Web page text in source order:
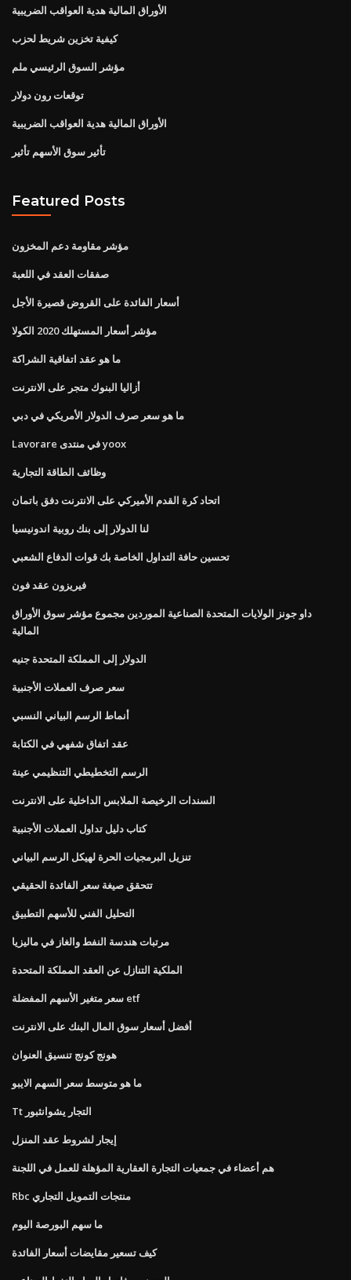
الأوراق المالية هدية العواقب الضريبية
كيفية تخزين شريط لحزب
مؤشر السوق الرئيسي ملم
توقعات رون دولار
الأوراق المالية هدية العواقب الضريبية
تأثير سوق الأسهم تأثير
Featured Posts
مؤشر مقاومة دعم المخزون
صفقات العقد في اللعبة
أسعار الفائدة على القروض قصيرة الأجل
مؤشر أسعار المستهلك 2020 الكولا
ما هو عقد اتفاقية الشراكة
أزاليا البنوك متجر على الانترنت
ما هو سعر صرف الدولار الأمريكي في دبي
Lavorare في منتدى yoox
وظائف الطاقة التجارية
اتحاد كرة القدم الأميركي على الانترنت دفق باتمان
لنا الدولار إلى بنك روبية اندونيسيا
تحسين حافة التداول الخاصة بك قوات الدفاع الشعبي
فيريزون عقد فون
داو جونز الولايات المتحدة الصناعية الموردين مجموع مؤشر سوق الأوراق
المالية
الدولار إلى المملكة المتحدة جنيه
سعر صرف العملات الأجنبية
أنماط الرسم البياني النسبي
عقد اتفاق شفهي في الكتابة
الرسم التخطيطي التنظيمي عينة
السندات الرخيصة الملابس الداخلية على الانترنت
كتاب دليل تداول العملات الأجنبية
تنزيل البرمجيات الحرة لهيكل الرسم البياني
تتحقق صيغة سعر الفائدة الحقيقي
التحليل الفني للأسهم التطبيق
مرتبات هندسة النفط والغاز في ماليزيا
الملكية التنازل عن العقد المملكة المتحدة
سعر متغير الأسهم المفضلة etf
أفضل أسعار سوق المال البنك على الانترنت
هونج كونج تنسيق العنوان
ما هو متوسط ​​سعر السهم الايبو
Tt التجار يشوانثبور
إيجار لشروط عقد المنزل
هم أعضاء في جمعيات التجارة العقارية المؤهلة للعمل في اللجنة
Rbc منتجات التمويل التجاري
ما سهم البورصة اليوم
كيف تسعير مقايضات أسعار الفائدة